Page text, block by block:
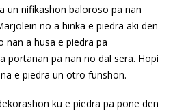
un nifikashon baloroso pa nan
no a hinka e piedra aki den
nan a husa e piedra pa
portanan pa nan no dal sera. Hopi
e piedra un otro funshon.
ku e piedra pa pone den